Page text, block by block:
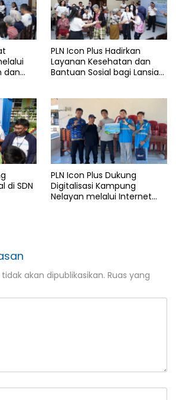
dan
PLN Icon Plus Hadirkan
Layanan Kesehatan dan
Bantuan Sosial bagi Lansia
di SDN
PLN Icon Plus Dukung
Digitalisasi Kampung
Nelayan melalui Internet
akan dipublikasikan. Ruas yang